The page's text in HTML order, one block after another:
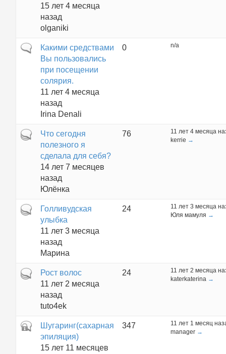
15 лет 4 месяца
назад
olganiki
Обычная тема
Какими средствами
Вы пользовались
при посещении
солярия.
11 лет 4 месяца
назад
Irina Denali
0 n/a
Горячая тема
Что сегодня
полезного я
сделала для себя?
14 лет 7 месяцев
назад
Юлёнка
76
11 лет 4 месяца
kerrie →
Горячая тема
Голливудская
улыбка
11 лет 3 месяца
назад
Маринa
24
11 лет 3 месяца
Юля мамуля →
Горячая тема
Рост волос
11 лет 2 месяца
назад
tuto4ek
24
11 лет 2 месяца
katerkaterina →
Закрытая тема
Шугаринг(сахарная
эпиляция)
15 лет 11 месяцев
347
11 лет 1 месяц
manager →